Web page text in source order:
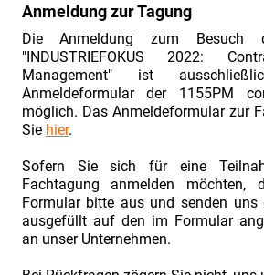
Anmeldung zur Tagung
Die Anmeldung zum Besuch
"INDUSTRIEFOKUS 2022:
Management" ist
Anmeldeformular der 1155PM
möglich. Das Anmeldeformular zur
Sie hier.
Sofern Sie sich für eine
Fachtagung anmelden möchten,
Formular bitte aus und senden uns
ausgefüllt auf den im Formular
an unser Unternehmen.
2019:
Contract
&
Claim
Management“
02./
03.07.2019"
Einladung